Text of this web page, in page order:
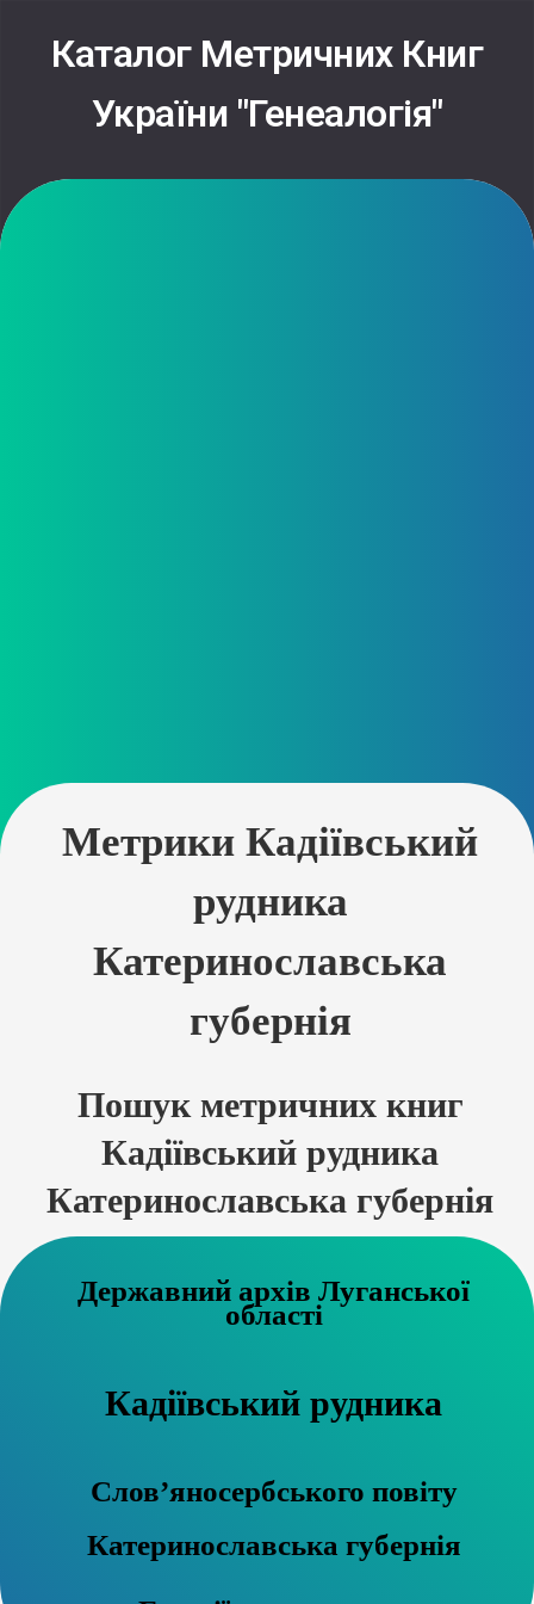
contentКаталог Метричних Книг
України "Генеалогія"
Метрики Кадіївський
рудника
Катеринославська
губернія
Пошук метричних книг
Кадіївський рудника
Катеринославська губернія
Державний архів Луганської
області
Кадіївський рудника
Слов’яносербського повіту
Катеринославська губернія